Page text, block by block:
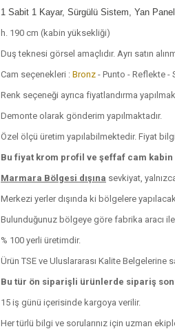
1 Sabit 1 Kayar, Sürgülü Sistem, Yan
h. 190 cm (kabin yüksekliği)
Duş teknesi görsel amaçlıdır. Ayrı satın
Cam seçenekleri : Bronz - Punto - Reflekte -
Renk seçeneği ayrıca fiyatlandırma
Demonte olarak gönderim yapılmaktadır.
Özel ölçü üretim yapılabilmektedir. Fiyat
Bu fiyat krom profil ve şeffaf cam
Marmara Bölgesi dışına sevkiyat,
Merkezi yerler dışında ki bölgelere
Bulunduğunuz bölgeye göre fabrika aracı
% 100 yerli üretimdir.
Ürün TSE ve Uluslararası Kalite Belgelerine
Bu tür ön siparişli ürünlerde sipariş
15 iş günü içerisinde kargoya verilir.
Her türlü bilgi ve sorularınız için uzman